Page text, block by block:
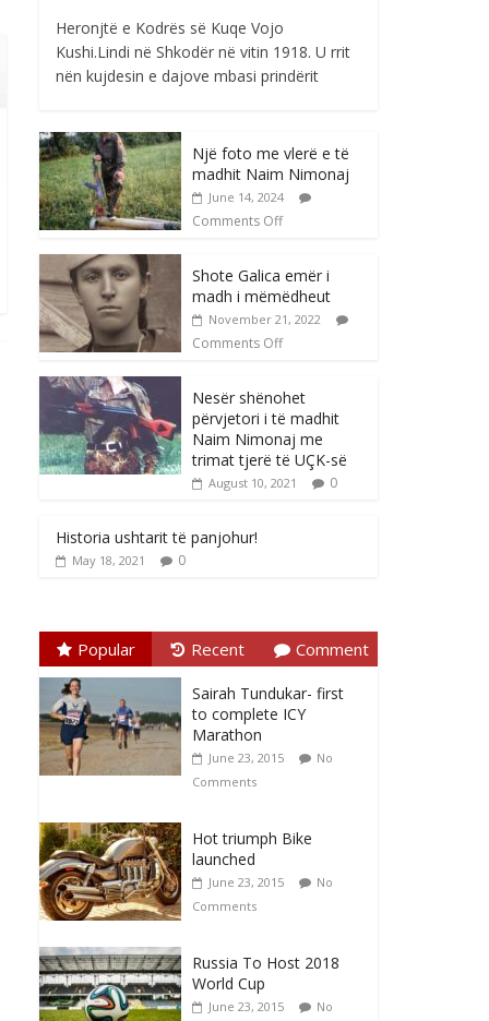
Heronjtë e Kodrës së Kuqe Vojo
Kushi.Lindi në Shkodër në vitin 1918. U rrit
nën kujdesin e dajove mbasi prindërit
Një foto me vlerë e të
madhit Naim Nimonaj
June 14, 2024
Comments Off
Shote Galica emër i
madh i mëmëdheut
November 21, 2022
Comments Off
Nesër shënohet
përvjetori i të madhit
Naim Nimonaj me
trimat tjerë të UÇK-së
August 10, 2021 0
Historia ushtarit të panjohur!
May 18, 2021 0
Popular Recent Comment
Sairah Tundukar- first
to complete ICY
Marathon
June 23, 2015
No
Comments
Hot triumph Bike
launched
June 23, 2015
No
Comments
Russia To Host 2018
World Cup
June 23, 2015
No